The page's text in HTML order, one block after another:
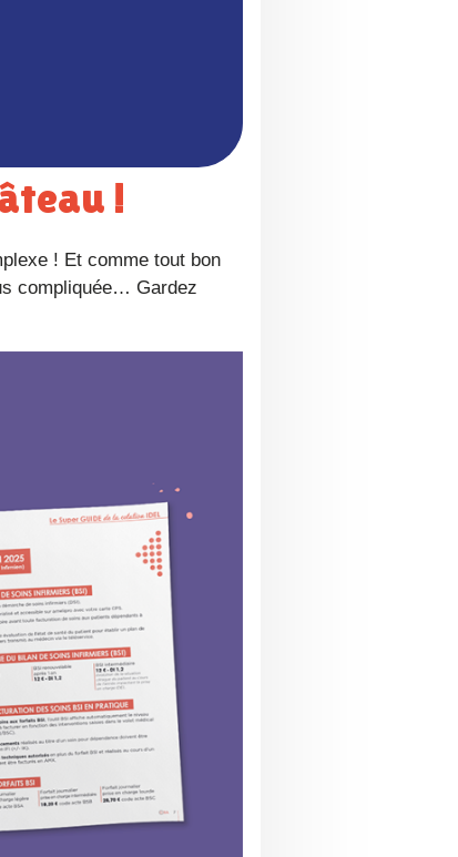
!
! Et comme tout bon
compliquée… Gardez